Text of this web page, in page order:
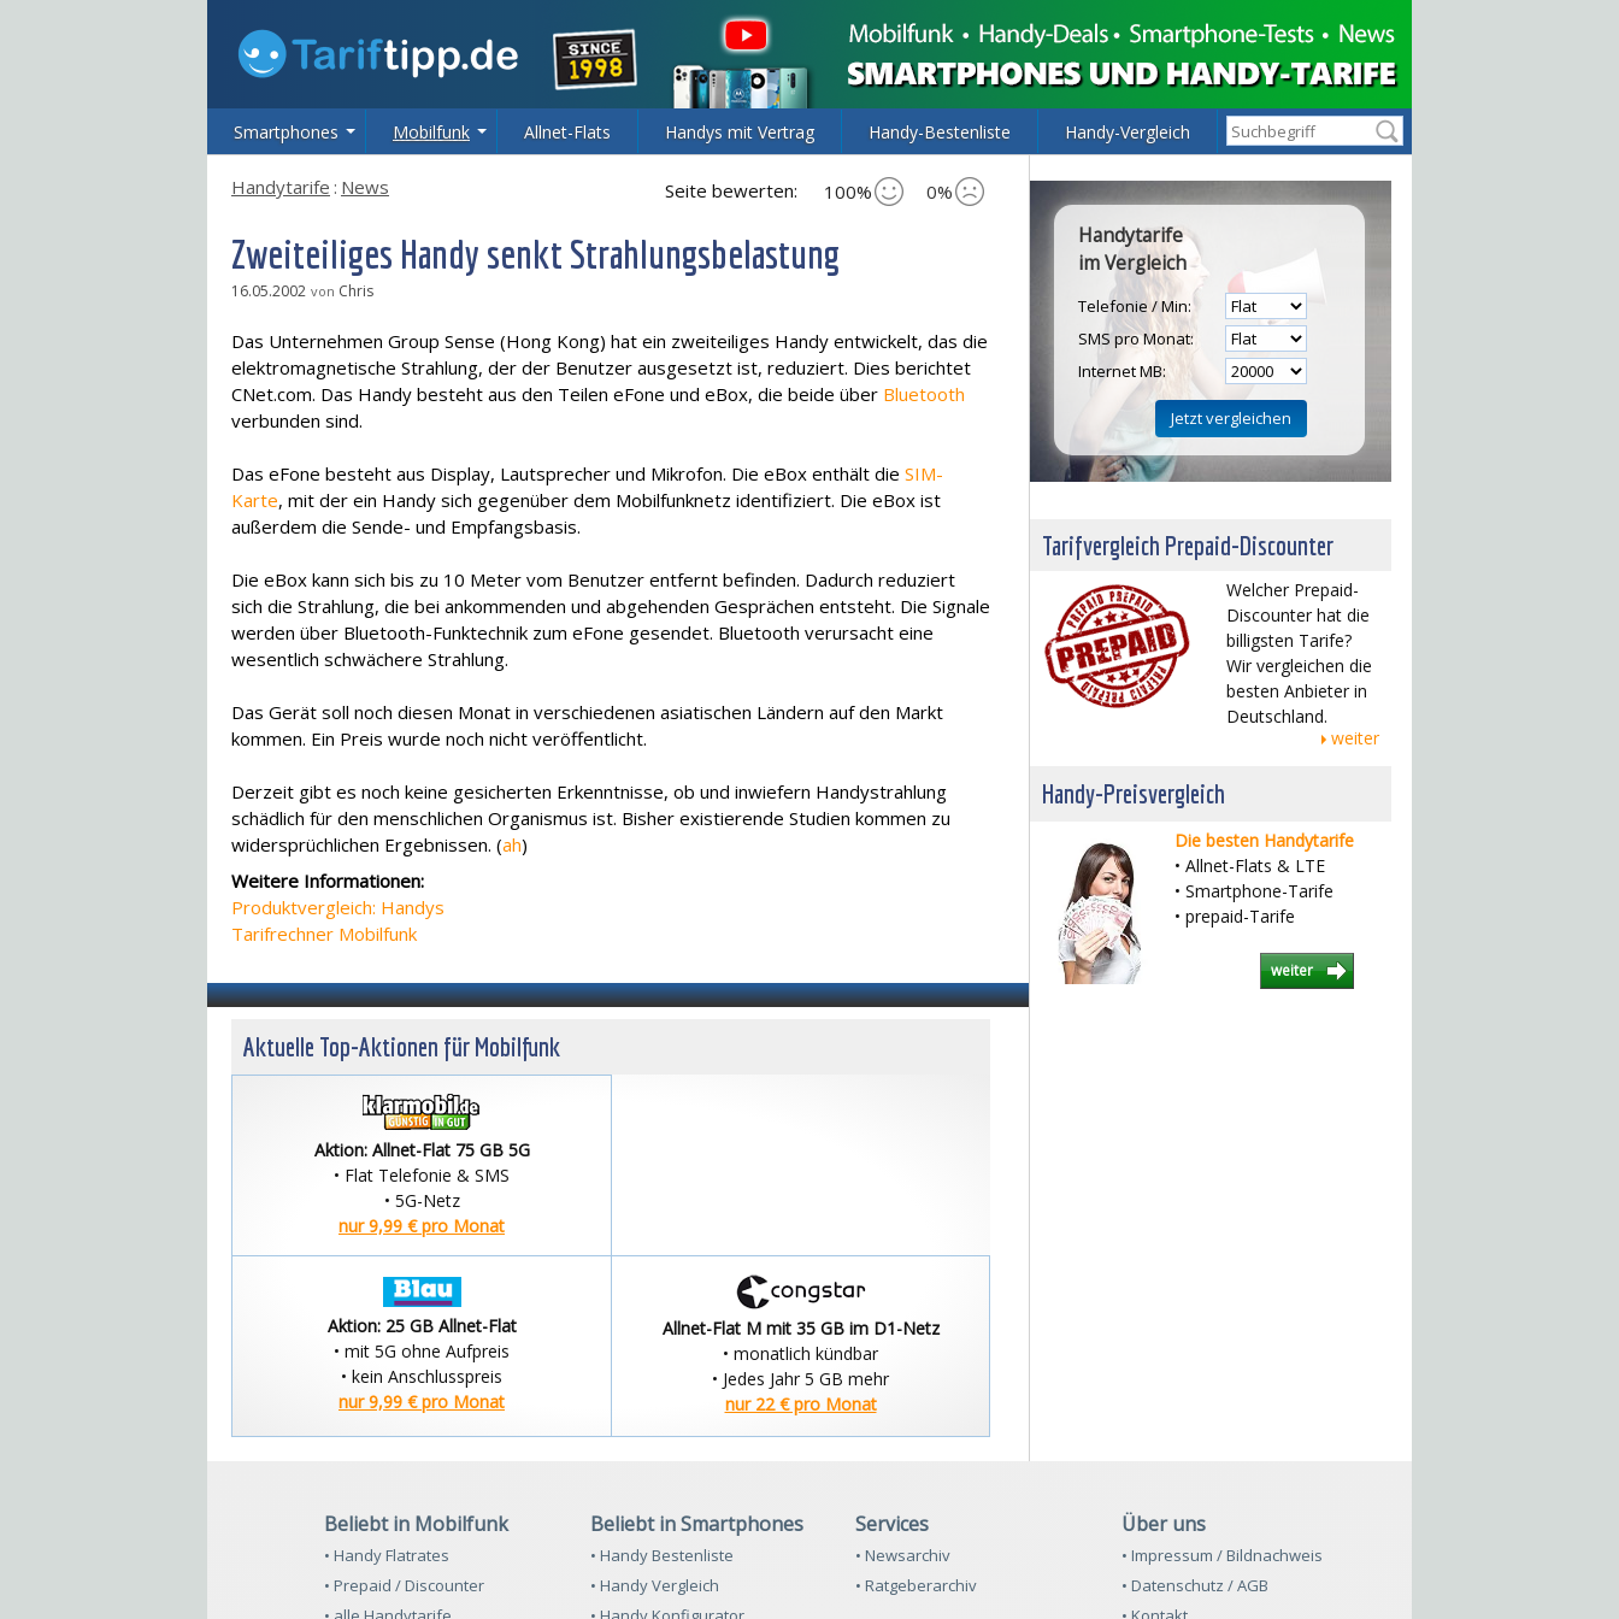
Smartphones Mobilfunk Allnet-Flats Handys mit Vertrag Handy-Bestenliste Handy-Vergleich
Seite bewerten: 100% 0%
Handytarife : News
Zweiteiliges Handy senkt Strahlungsbelastung
16.05.2002 von Chris
Das Unternehmen Group Sense (Hong Kong) hat ein zweiteiliges Handy entwickelt, das die
elektromagnetische Strahlung, der der Benutzer ausgesetzt ist, reduziert. Dies berichtet
CNet.com. Das Handy besteht aus den Teilen eFone und eBox, die beide über Bluetooth
verbunden sind.
Das eFone besteht aus Display, Lautsprecher und Mikrofon. Die eBox enthält die SIM-
Karte, mit der ein Handy sich gegenüber dem Mobilfunknetz identifiziert. Die eBox ist
außerdem die Sende- und Empfangsbasis.
Die eBox kann sich bis zu 10 Meter vom Benutzer entfernt befinden. Dadurch reduziert
sich die Strahlung, die bei ankommenden und abgehenden Gesprächen entsteht. Die Signale
werden über Bluetooth-Funktechnik zum eFone gesendet. Bluetooth verursacht eine
wesentlich schwächere Strahlung.
Das Gerät soll noch diesen Monat in verschiedenen asiatischen Ländern auf den Markt
kommen. Ein Preis wurde noch nicht veröffentlicht.
Derzeit gibt es noch keine gesicherten Erkenntnisse, ob und inwiefern Handystrahlung
schädlich für den menschlichen Organismus ist. Bisher existierende Studien kommen zu
widersprüchlichen Ergebnissen. (ah)
Weitere Informationen:
Produktvergleich: Handys
Tarifrechner Mobilfunk
Aktuelle Top-Aktionen für Mobilfunk
Aktion: Allnet-Flat 75 GB 5G
• Flat Telefonie & SMS
• 5G-Netz
nur 9,99 € pro Monat
Aktion: 25 GB Allnet-Flat
• mit 5G ohne Aufpreis
• kein Anschlusspreis
nur 9,99 € pro Monat
Allnet-Flat M mit 35 GB im D1-Netz
• monatlich kündbar
• Jedes Jahr 5 GB mehr
nur 22 € pro Monat
Handytarife
im Vergleich
Telefonie / Min:
SMS pro Monat:
Internet MB:
Tarifvergleich Prepaid-Discounter
Welcher Prepaid-
Discounter hat die
billigsten Tarife?
Wir vergleichen die
besten Anbieter in
Deutschland.
weiter
Handy-Preisvergleich
Die besten Handytarife
• Allnet-Flats & LTE
• Smartphone-Tarife
• prepaid-Tarife
weiter
Beliebt in Mobilfunk
• Handy Flatrates
• Prepaid / Discounter
Beliebt in Smartphones
• Handy Bestenliste
• Handy Vergleich
Services
• Newsarchiv
• Ratgeberarchiv
Über uns
• Impressum / Bildnachweis
• Datenschutz / AGB